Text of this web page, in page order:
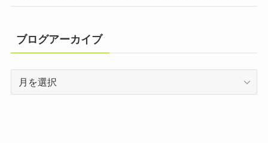
ブログアーカイブ